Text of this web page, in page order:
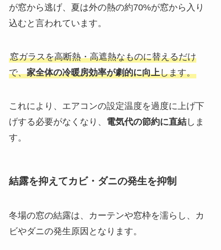
が窓から逃げ、夏は外の熱の約70%が窓から入り
込むと言われています。
窓ガラスを高断熱・高遮熱なものに替えるだけ
で、家全体の冷暖房効率が劇的に向上します。
これにより、エアコンの設定温度を過度に上げ下
げする必要がなくなり、 電気代の節約に直結しま
す。
結露を抑えてカビ・ダニの発生を抑制
冬場の窓の結露は、カーテンや窓枠を濡らし、カ
ビやダニの発生原因となります。